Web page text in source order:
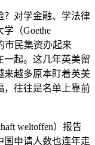
？对学金融、学法律
（Goethe
市民集资办起来
一起。这几年英美留
来越多原本盯着英美
往往是名单上靠前
weltoffen）报告
国申请人数也连年走